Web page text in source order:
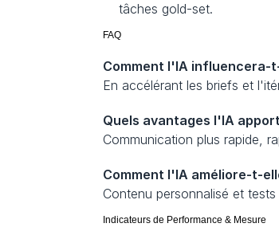
tâches gold-set.
FAQ
Comment l'IA influencera-
En accélérant les briefs et
Quels avantages l'IA
Communication plus rapide,
Comment l'IA améliore-t-
Contenu personnalisé et
Indicateurs de Performance & Mesure